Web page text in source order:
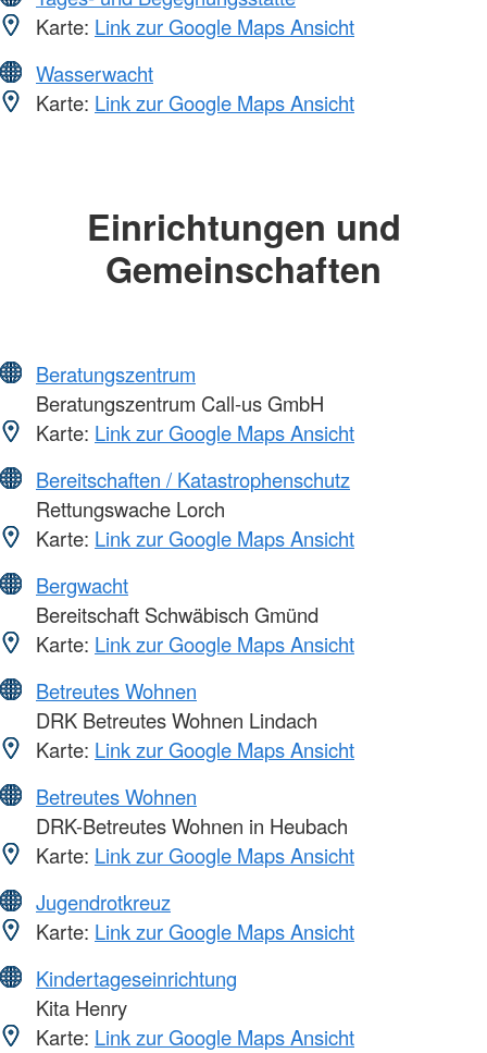
Karte: Link zur Google Maps Ansicht
Wasserwacht
Karte: Link zur Google Maps Ansicht
Einrichtungen und
Gemeinschaften
Beratungszentrum
Beratungszentrum Call-us GmbH
Karte: Link zur Google Maps Ansicht
Bereitschaften / Katastrophenschutz
Rettungswache Lorch
Karte: Link zur Google Maps Ansicht
Bergwacht
Bereitschaft Schwäbisch Gmünd
Karte: Link zur Google Maps Ansicht
Betreutes Wohnen
DRK Betreutes Wohnen Lindach
Karte: Link zur Google Maps Ansicht
Betreutes Wohnen
DRK-Betreutes Wohnen in Heubach
Karte: Link zur Google Maps Ansicht
Jugendrotkreuz
Karte: Link zur Google Maps Ansicht
Kindertageseinrichtung
Kita Henry
Karte: Link zur Google Maps Ansicht